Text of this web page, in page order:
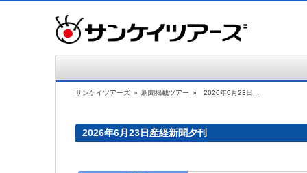
サンケイツアーズ » 新聞掲載ツアー » 2026年6月23日...
2026年6月23日産経新聞夕刊